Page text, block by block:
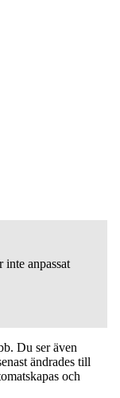
anpassat
Du ser även
ändrades till
och